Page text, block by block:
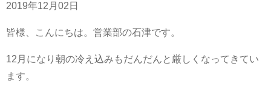
2019年12月02日
皆様、こんにちは。営業部の石津です。
12月になり朝の冷え込みもだんだんと厳しくなってきてい
ます。